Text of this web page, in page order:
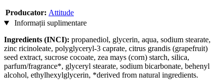
Producator: Attitude
Informații suplimentare
Ingredients (INCI): propanediol, glycerin, aqua, sodium stearate,
zinc ricinoleate, polyglyceryl-3 caprate, citrus grandis (grapefruit)
seed extract, sucrose cocoate, zea mays (corn) starch, silica,
parfum/fragrance*, glyceryl stearate, sodium bicarbonate, behenyl
alcohol, ethylhexylglycerin, *derived from natural ingredients.